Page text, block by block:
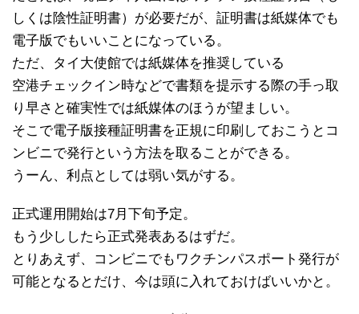
しくは陰性証明書）が必要だが、証明書は紙媒体でも
電子版でもいいことになっている。
ただ、タイ大使館では紙媒体を推奨している
空港チェックイン時などで書類を提示する際の手っ取
り早さと確実性では紙媒体のほうが望ましい。
そこで電子版接種証明書を正規に印刷しておこうとコ
ンビニで発行という方法を取ることができる。
うーん、利点としては弱い気がする。
正式運用開始は7月下旬予定。
もう少ししたら正式発表あるはずだ。
とりあえず、コンビニでもワクチンパスポート発行が
可能となるとだけ、今は頭に入れておけばいいかと。